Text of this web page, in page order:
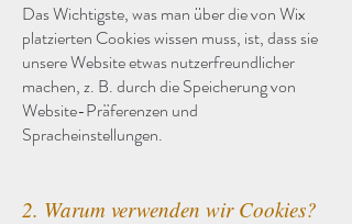
Das Wichtigste, was man über die von Wix
platzierten Cookies wissen muss, ist, dass sie
unsere Website etwas nutzerfreundlicher
machen, z. B. durch die Speicherung von
Website-Präferenzen und
Spracheinstellungen.
2. Warum verwenden wir Cookies?